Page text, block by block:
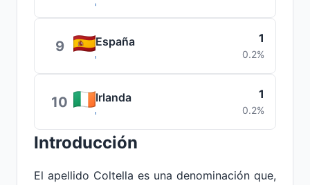
9 España 1
0.2%
10 Irlanda 1
0.2%
Introducción
El apellido Coltella es una denominación que,